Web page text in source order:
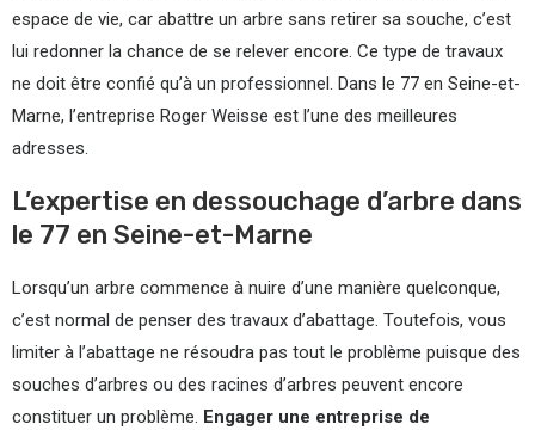
espace de vie, car abattre un arbre sans retirer sa souche, c’est
lui redonner la chance de se relever encore. Ce type de travaux
ne doit être confié qu’à un professionnel. Dans le 77 en Seine-et-
Marne, l’entreprise Roger Weisse est l’une des meilleures
adresses.
L’expertise en dessouchage d’arbre dans
le 77 en Seine-et-Marne
Lorsqu’un arbre commence à nuire d’une manière quelconque,
c’est normal de penser des travaux d’abattage. Toutefois, vous
limiter à l’abattage ne résoudra pas tout le problème puisque des
souches d’arbres ou des racines d’arbres peuvent encore
constituer un problème. Engager une entreprise de